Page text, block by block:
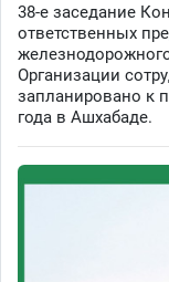
38-е заседание
ответственных
Организации
запланировано к
года в Ашхабаде.